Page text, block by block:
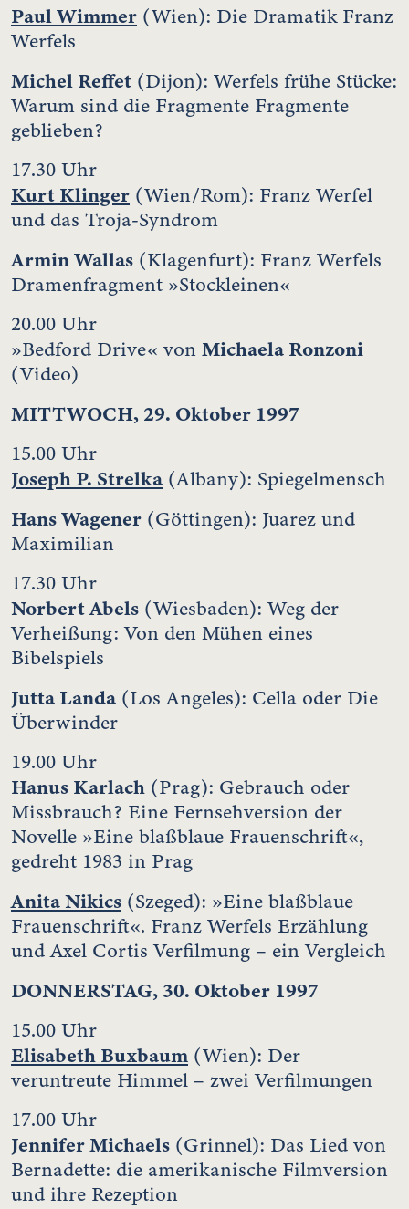
Paul Wimmer (Wien): Die Dramatik Franz
Werfels
Michel Reffet (Dijon): Werfels frühe Stücke:
Warum sind die Fragmente Fragmente
geblieben?
17.30 Uhr
Kurt Klinger (Wien/Rom): Franz Werfel
und das Troja-Syndrom
Armin Wallas (Klagenfurt): Franz Werfels
Dramenfragment »Stockleinen«
20.00 Uhr
»Bedford Drive« von Michaela Ronzoni
(Video)
MITTWOCH, 29. Oktober 1997
15.00 Uhr
Joseph P. Strelka (Albany): Spiegelmensch
Hans Wagener (Göttingen): Juarez und
Maximilian
17.30 Uhr
Norbert Abels (Wiesbaden): Weg der
Verheißung: Von den Mühen eines
Bibelspiels
Jutta Landa (Los Angeles): Cella oder Die
Überwinder
19.00 Uhr
Hanus Karlach (Prag): Gebrauch oder
Missbrauch? Eine Fernsehversion der
Novelle »Eine blaßblaue Frauenschrift«,
gedreht 1983 in Prag
Anita Nikics (Szeged): »Eine blaßblaue
Frauenschrift«. Franz Werfels Erzählung
und Axel Cortis Verfilmung – ein Vergleich
DONNERSTAG, 30. Oktober 1997
15.00 Uhr
Elisabeth Buxbaum (Wien): Der
veruntreute Himmel – zwei Verfilmungen
17.00 Uhr
Jennifer Michaels (Grinnel): Das Lied von
Bernadette: die amerikanische Filmversion
und ihre Rezeption